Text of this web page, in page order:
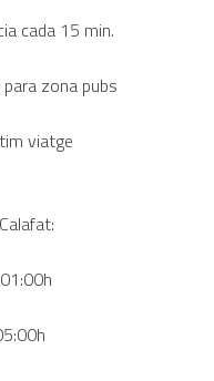
cada 15 min.
zona pubs
viatge